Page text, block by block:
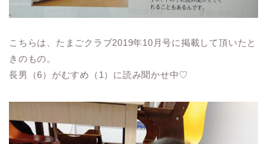
こちらは、たまごクラブ2019年10月号に掲載して頂いたと
きのもの。
長男（6）がむすめ（1）に読み聞かせ中♡